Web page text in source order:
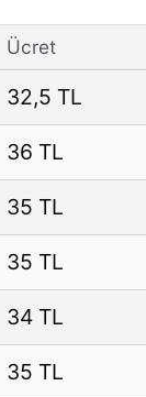
Ücret
32,5 TL
36 TL
35 TL
35 TL
34 TL
35 TL